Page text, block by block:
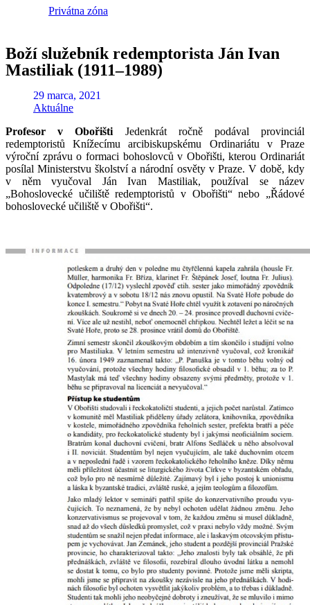
Privátna zóna
Boží služebník redemptorista Ján Ivan
Mastiliak (1911–1989)
29 marca, 2021
Aktuálne
Profesor v Obořišti Jedenkrát ročně podával provinciál
redemptoristů Knížecímu arcibiskupskému Ordinariátu v Praze
výroční zprávu o formaci bohoslovců v Obořišti, kterou Ordinariát
posílal Ministerstvu školství a národní osvěty v Praze. V době, kdy
v něm vyučoval Ján Ivan Mastiliak, používal se název
„Bohoslovecké učiliště redemptoristů v Obořišti“ nebo „Řádové
bohoslovecké učiliště v Obořišti“.